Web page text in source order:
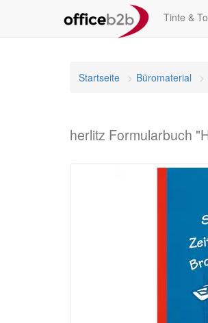
Tinte &
Startseite Büromaterial
herlitz Formularbuch